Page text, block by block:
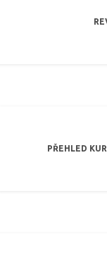
PŘEHLED